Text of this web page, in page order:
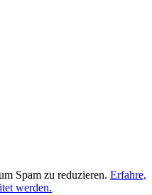
Spam zu reduzieren. Erfahre,
werden.